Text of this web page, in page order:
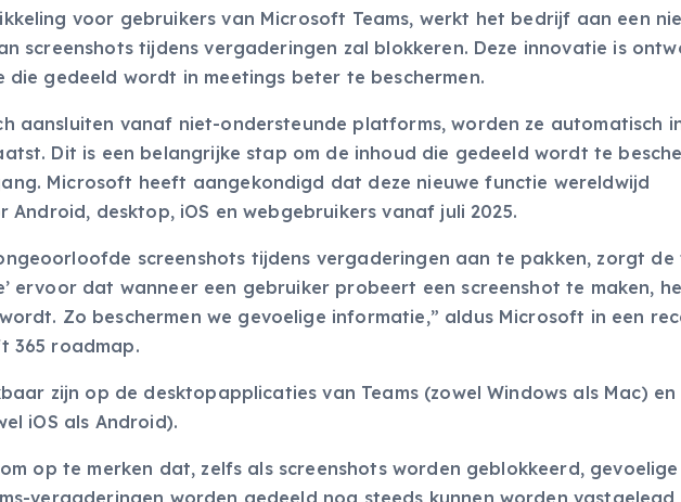
voor gebruikers van Microsoft Teams, werkt het bedrijf aan een
screenshots tijdens vergaderingen zal blokkeren. Deze innovatie is
die gedeeld wordt in meetings beter te beschermen.
aansluiten vanaf niet-ondersteunde platforms, worden ze automatisch
Dit is een belangrijke stap om de inhoud die gedeeld wordt te
Microsoft heeft aangekondigd dat deze nieuwe functie wereldwijd
Android, desktop, iOS en webgebruikers vanaf juli 2025.
screenshots tijdens vergaderingen aan te pakken, zorgt de
ervoor dat wanneer een gebruiker probeert een screenshot te maken,
Zo beschermen we gevoelige informatie,” aldus Microsoft in een
365 roadmap.
zijn op de desktopapplicaties van Teams (zowel Windows als Mac)
iOS als Android).
op te merken dat, zelfs als screenshots worden geblokkeerd, gevoelige
vergaderingen worden gedeeld nog steeds kunnen worden